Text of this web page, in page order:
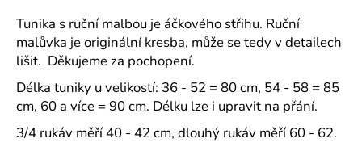
Tunika s ruční malbou je áčkového střihu. Ruční
malůvka je originální kresba, může se tedy v detailech
lišit. Děkujeme za pochopení.
Délka tuniky u velikostí: 36 - 52 = 80 cm, 54 - 58 = 85
cm, 60 a více = 90 cm. Délku lze i upravit na přání.
3/4 rukáv měří 40 - 42 cm, dlouhý rukáv měří 60 - 62.
u
č
u
e
m
e